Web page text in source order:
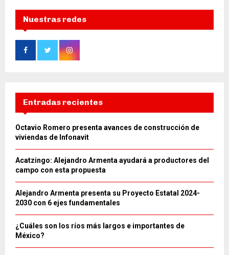
Nuestras redes
Entradas recientes
Octavio Romero presenta avances de construcción de
viviendas de Infonavit
Acatzingo: Alejandro Armenta ayudará a productores del
campo con esta propuesta
Alejandro Armenta presenta su Proyecto Estatal 2024-
2030 con 6 ejes fundamentales
¿Cuáles son los ríos más largos e importantes de
México?